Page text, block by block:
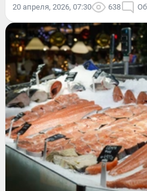
20 апреля, 2026, 07:30 638